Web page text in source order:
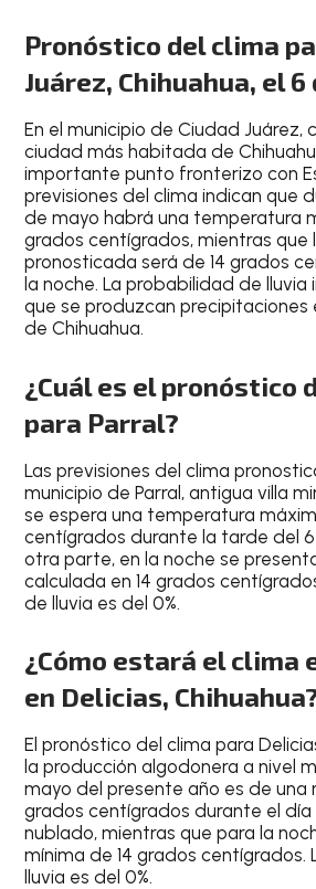
Pronóstico del clima
Juárez, Chihuahua, el 6
En elmunicipio de Ciudad Juárez,
ciudad más habitada de
importante punto fronterizo con
previsiones del clima indican que
de mayo habrá una temperatura
grados centígrados, mientras que
pronosticada será de 14 grados
la noche. La probabilidad de lluvia
que se produzcan precipitaciones
de Chihuahua.
¿Cuál es el pronóstico
para Parral?
Lasprevisiones del clima
municipio de Parral, antiguavilla
se espera una temperatura
centígrados durante la tarde del
otra parte, en la noche se
calculada en14 grados
de lluvia es del 0%.
¿Cómo estará el clima
en Delicias,
Elpronóstico del clima para
la producción algodonera a nivel
mayo del presente año es de una
grados centígrados durante el
nublado, mientras que para la
mínima de 14 grados centígrados.
lluvia es del 0%.